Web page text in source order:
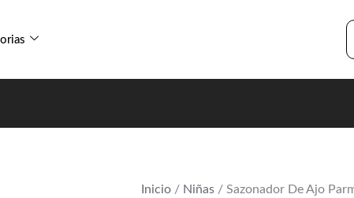
Inicio / Niñas / Sazonador De Ajo
Parmesano
cantidad
Kernel
cantidad